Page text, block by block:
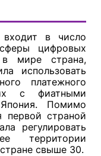
входит в число
цифровых
мире страна,
использовать
платежного
с фиатными
Помимо
первой страной
регулировать
территории
свыше 30.